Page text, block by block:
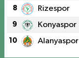
8 Rizespor
9 Konyaspor
10 Alanyaspor